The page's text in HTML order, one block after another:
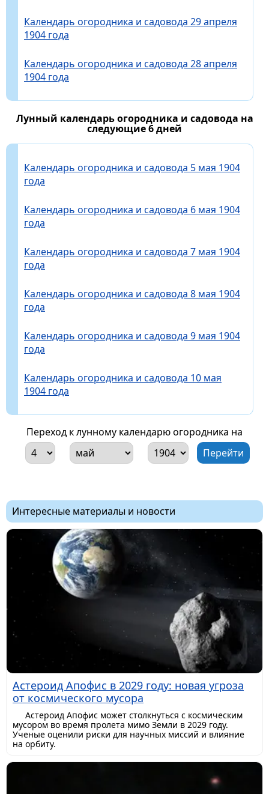
Календарь огородника и садовода 29 апреля
1904 года
Календарь огородника и садовода 28 апреля
1904 года
Лунный календарь огородника и садовода на
следующие 6 дней
Календарь огородника и садовода 5 мая 1904
года
Календарь огородника и садовода 6 мая 1904
года
Календарь огородника и садовода 7 мая 1904
года
Календарь огородника и садовода 8 мая 1904
года
Календарь огородника и садовода 9 мая 1904
года
Календарь огородника и садовода 10 мая
1904 года
Переход к лунному календарю огородника на
Интересные материалы и новости
Астероид Апофис в 2029 году: новая угроза
от космического мусора
Астероид Апофис может столкнуться с космическим
мусором во время пролета мимо Земли в 2029 году.
Ученые оценили риски для научных миссий и влияние
на орбиту.